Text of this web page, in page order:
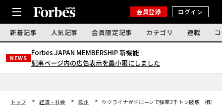
会員登録 ログイン
新着記事 人気記事 会員限定記事 カテゴリ 連載
NEWS
Forbes JAPAN MEMBERSHIP 新機能｜
記事ページ内の広告表示を最小限にしました
トップ 経済・社会 欧州
ウクライナがドローンで弾薬2千トン破壊 相次